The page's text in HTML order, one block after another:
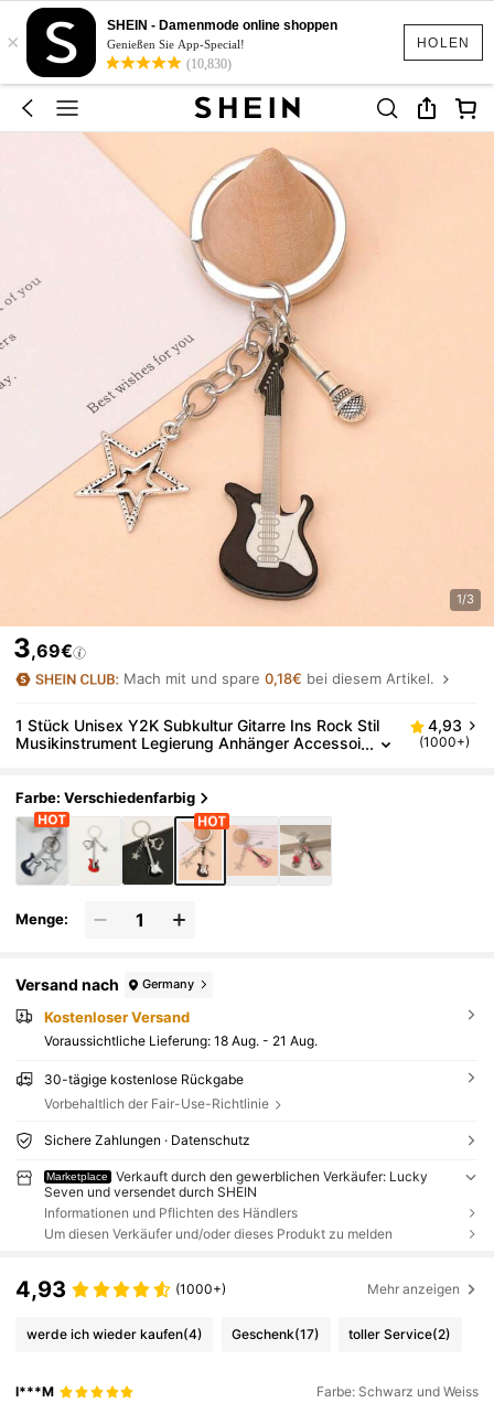
HOLEN
×
SHEIN - Damenmode online shoppen
Genießen Sie App-Special!
(10,830)
1/3
3,69€
Mach mit und spare0,18€ bei diesem Artikel.
1 Stück Unisex Y2K Subkultur Gitarre Ins Rock Stil
Musikinstrument Legierung Anhänger Accessoi
4,93
(1000+)
Farbe: Verschiedenfarbig
Menge:
Versand nach Germany
Kostenloser Versand
Voraussichtliche Lieferung: 18 Aug. - 21 Aug.
30-tägige kostenlose Rückgabe
Vorbehaltlich der Fair-Use-Richtlinie
Sichere Zahlungen · Datenschutz
Marketplace
Verkauft durch den gewerblichen Verkäufer: Lucky
Seven und versendet durch SHEIN
Informationen und Pflichten des Händlers
Um diesen Verkäufer und/oder dieses Produkt zu melden
4,93 (1000+) Mehr anzeigen
werde ich wieder kaufen(4) Geschenk(17) toller Service(2)
I***M Farbe: Schwarz und Weiss